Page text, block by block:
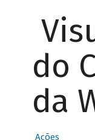
do
da
Ações